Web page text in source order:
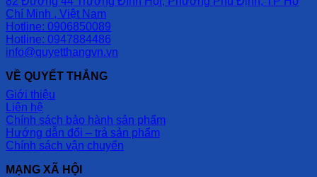
Chí Minh , Việt Nam
Hotline: 0906850089
Hotline: 0947884486
info@quyetthangvn.vn
VỀ QUYẾT THẮNG
Giới thiệu
Liên hệ
Chính sách bảo hành sản phẩm
Hướng dẫn đổi – trả sản phẩm
Chính sách vận chuyển
MẠNG XÃ HỘI